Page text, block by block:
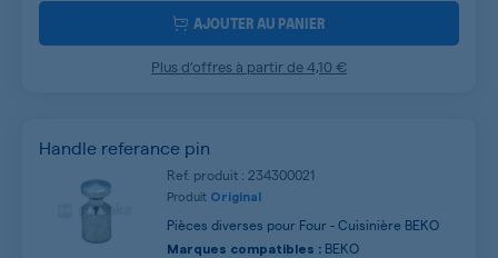
AJOUTER AU PANIER
Plus d’offres à partir de4,10 €
Handle referance pin
Ref. produit : 234300021
Produit Original
Pièces diverses pour Four - Cuisinière BEKO
Marques compatibles : BEKO